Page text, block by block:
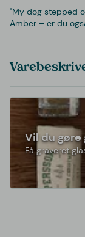
"My dog stepped
Amber – er du
Vil du gøre
Få graveret